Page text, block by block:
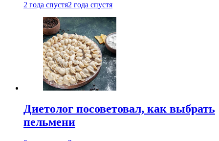
2 года спустя2 года спустя
Диетолог посоветовал, как выбрать
пельмени